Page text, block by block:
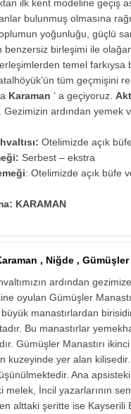
ilk kent modeline geçiş
bulunmuş olmasına
yoğunluğu, güçlü
benzersiz birleşimi ile
temel farkıysa
tüm geçmişini
Karaman ‘ a geçiyoruz.
Gezimizin ardından yemek
Otelimizde açık
Serbest – ekstra
: Otelimizde açık büfe
KARAMAN
, Niğde ,
ardından gezimize
oyulan Gümüşler
manastırlardan
Bu manastırlar
Gümüşler Manastırı
kuzeyinde yer alan
Ana
melek, İncil yazarlarının
alttaki şeritte ise Kayserili